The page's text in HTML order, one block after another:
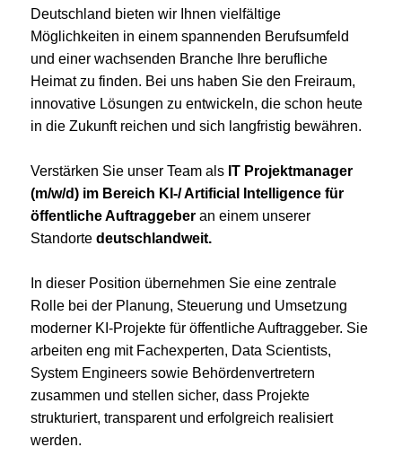
Deutschland bieten wir Ihnen vielfältige
Möglichkeiten in einem spannenden Berufsumfeld
und einer wachsenden Branche Ihre berufliche
Heimat zu finden. Bei uns haben Sie den Freiraum,
innovative Lösungen zu entwickeln, die schon heute
in die Zukunft reichen und sich langfristig bewähren.
Verstärken Sie unser Team als IT Projektmanager
(m/w/d) im Bereich KI-/ Artificial Intelligence für
öffentliche Auftraggeber an einem unserer
Standorte deutschlandweit.
In dieser Position übernehmen Sie eine zentrale
Rolle bei der Planung, Steuerung und Umsetzung
moderner KI‑Projekte für öffentliche Auftraggeber. Sie
arbeiten eng mit Fachexperten, Data Scientists,
System Engineers sowie Behördenvertretern
zusammen und stellen sicher, dass Projekte
strukturiert, transparent und erfolgreich realisiert
werden.